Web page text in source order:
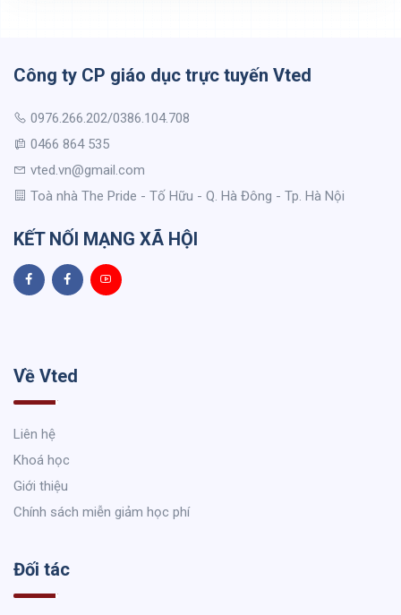
Công ty CP giáo dục trực tuyến Vted
0976.266.202/0386.104.708
0466 864 535
vted.vn@gmail.com
Toà nhà The Pride - Tố Hữu - Q. Hà Đông - Tp. Hà Nội
KẾT NỐI MẠNG XÃ HỘI
Về Vted
Liên hệ
Khoá học
Giới thiệu
Chính sách miễn giảm học phí
Đối tác